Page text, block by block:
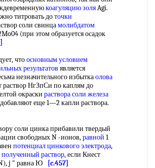
коагуляцию золяAgi.
титровать доточки
соли свинцамолибдатом
(при этом образуется осадок
чтоосновным условием
результатов является
незначительного избыткаолова
НгЗпСи по каплям до
окраски раствора соли железа
еще 1—2 капли раствора.
соли цинка прибавили твердый
свободных N -ионов,равной 1
потенциал цинкового электрода,
полученный раствор, если Кнест
j " равна Ю
[c.457]